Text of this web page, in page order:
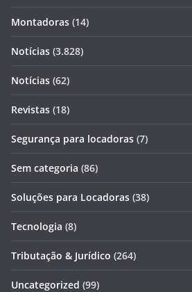
Montadoras (14)
Notícias (3.828)
Notícias (62)
Revistas (18)
Segurança para locadoras (7)
Sem categoria (86)
Soluções para Locadoras (38)
Tecnologia (8)
Tributação & Jurídico (264)
Uncategorized (99)